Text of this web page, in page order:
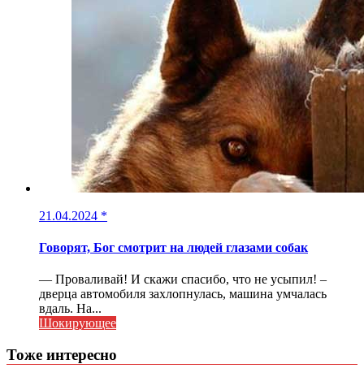
21.04.2024 *
Говорят, Бог смотрит на людей глазами собак
— Проваливай! И скажи спасибо, что не усыпил! –
дверца автомобиля захлопнулась, машина умчалась
вдаль. На...
Шокирующее
Тоже интересно